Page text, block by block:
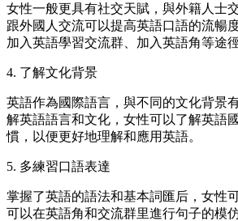
女性一般更具有社交天賦，與外籍人士
跟外國人交流可以提高英語口語的流暢
加入英語學習交流群、加入英語角等途
4. 了解文化背景
英語作為國際語言，與不同的文化背景
解英語語言和文化，女性可以了解英語
慣，以便更好地理解和應用英語。
5. 多練習口語表達
掌握了英語的語法和基本詞匯后，女性
可以在英語角和交流群里進行句子的模